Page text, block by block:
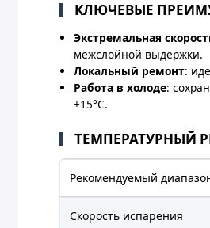
КЛЮЧЕВЫЕ
Экстремальная
межслойной выдержки.
Локальный ремонт:
Работа в холоде:
+15°C.
ТЕМПЕРАТУРНЫЙ
Рекомендуемый
Скорость испарения